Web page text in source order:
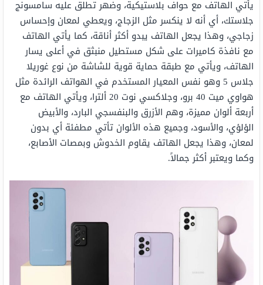
يأتي الهاتف مع حواف بلاستيكية، وضهر تطلق عليه سامسونج
جلاستك، أي أنه لا ينكسر مثل الزجاج، ويعطي لمعان وإحساس
زجاجي، وهذا يجعل الهاتف يبدو أكثر أناقة، كما يأتي الهاتف
مع نافذة كاميرات على شكل مستطيل منبثق في أعلى يسار
الهاتف، ويأتي مع طبقة حماية قوية للشاشة من نوع غوريلا
جلاس 5 وهو نفس المعيار المستخدم في الهواتف الرائدة مثل
هواوي ميت 40 برو، وجلاكسي نوت 20 ألترا، ويأتي الهاتف مع
أربعة ألوان مميزة، وهم الأزرق والبنفسجي البارد، والأبيض
الؤلؤي، والأسود، وجميع هذه الألوان تأتي مطفئة أي بدون
لمعان، وهذا يجعل الهاتف يقاوم الخدوش وبمصات الأصابع،
وكما ويعتبر أكثر جمالاً.